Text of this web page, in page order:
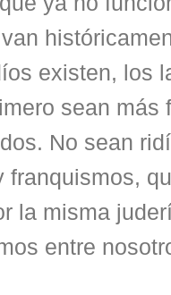
existen, los
sean más
No sean
franquismos,
la misma
entre